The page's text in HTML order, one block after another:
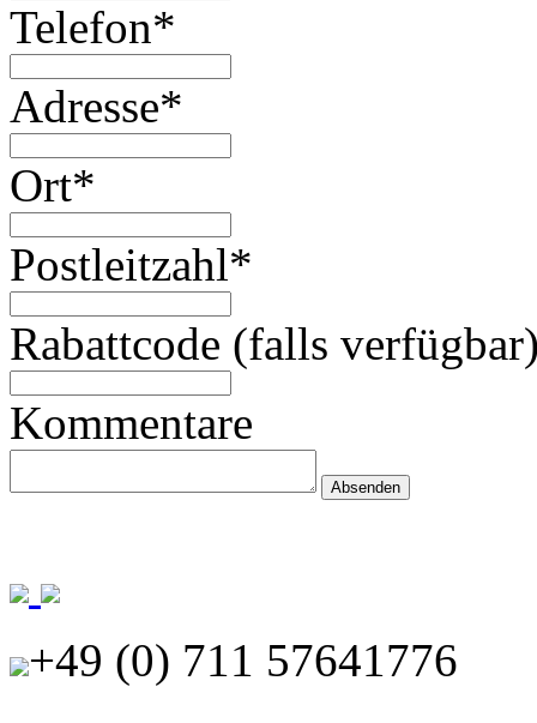
Telefon*
Adresse*
Ort*
Postleitzahl*
Rabattcode (falls
Kommentare
Absenden
+49 (0) 711 57641776